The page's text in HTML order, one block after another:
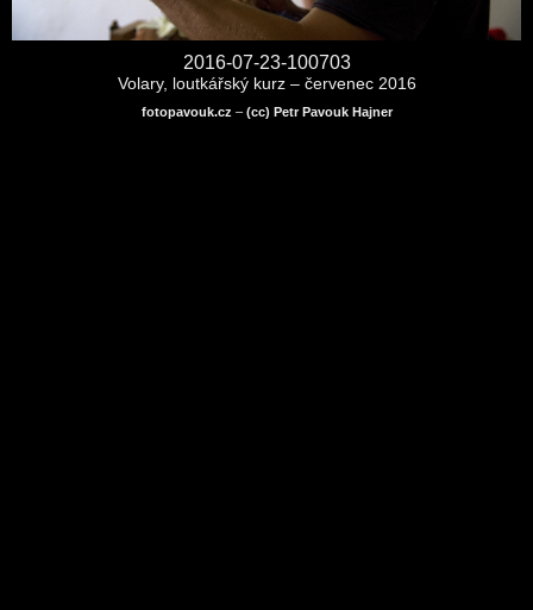
2016-07-23-100703
Volary, loutkářský kurz – červenec 2016
fotopavouk.cz – (cc) Petr Pavouk Hajner